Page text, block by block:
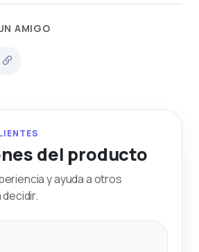
AMIGO
del producto
y ayuda a otros